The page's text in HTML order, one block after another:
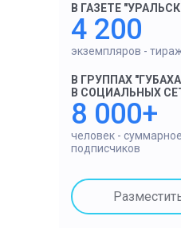
В ГАЗЕТЕ
4 200
экземпляров -
В ГРУППАХ
В СОЦИАЛЬНЫХ
8 000+
человек -
подписчиков